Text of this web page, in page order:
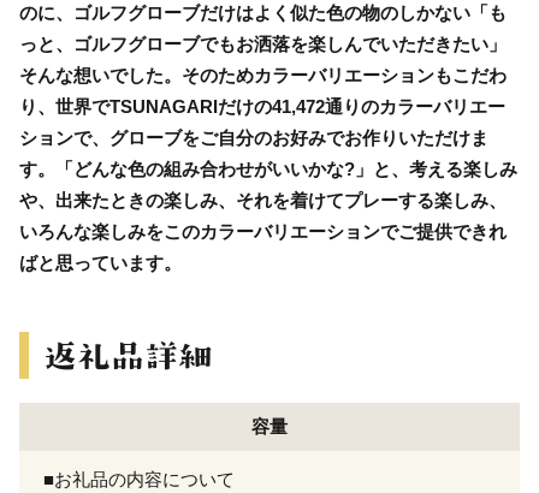
のに、ゴルフグローブだけはよく似た色の物のしかない「も
っと、ゴルフグローブでもお洒落を楽しんでいただきたい」
そんな想いでした。そのためカラーバリエーションもこだわ
り、世界でTSUNAGARIだけの41,472通りのカラーバリエー
ションで、グローブをご自分のお好みでお作りいただけま
す。「どんな色の組み合わせがいいかな?」と、考える楽しみ
や、出来たときの楽しみ、それを着けてプレーする楽しみ、
いろんな楽しみをこのカラーバリエーションでご提供できれ
ばと思っています。
容量
■お礼品の内容について